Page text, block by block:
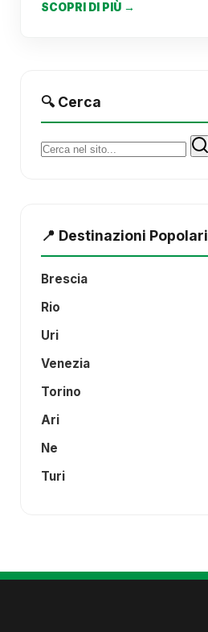
SCOPRI DI PIÙ →
🔍 Cerca
Cerca:
📍 Destinazioni Popolari
Brescia
Rio
Uri
Venezia
Torino
Ari
Ne
Turi